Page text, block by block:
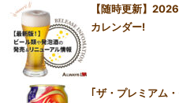
【随時更新】
カレンダー!
｢ザ・プレミアム